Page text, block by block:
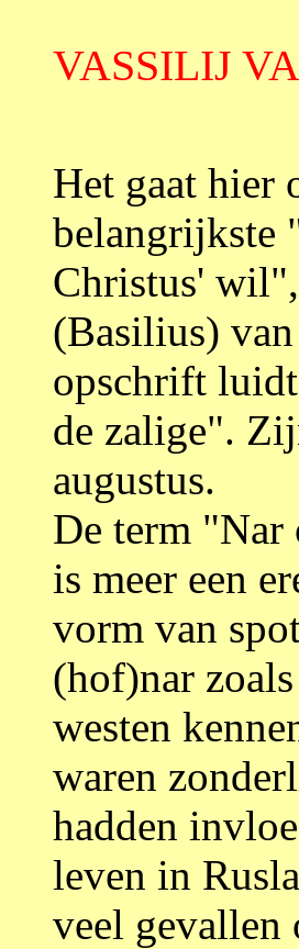
VASSILIJ
Het gaat hier
belangrijkste
Christus'
(Basilius)
opschrift
de zalige".
augustus.
De term
is meer een
vorm van
(hof)nar
westen
waren
hadden
leven in
veel gevallen